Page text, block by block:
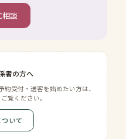
相談
者の方へ
受付・送客を始めたい方は、
覧ください。
いて